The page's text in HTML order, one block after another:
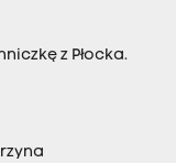
z Płocka.